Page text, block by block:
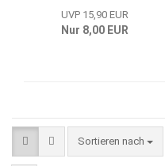
UVP 15,90 EUR
Nur 8,00 EUR
Sortieren nach
Sortieren nach